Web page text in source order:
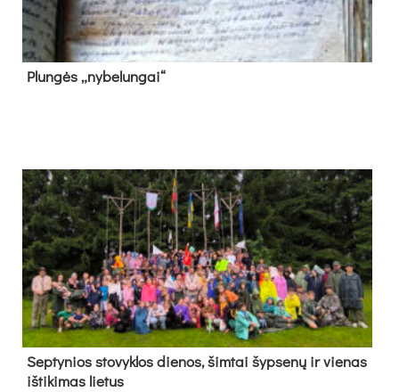
Plun­gės „ny­be­lun­gai“
Sep­ty­nios sto­vyk­los die­nos, šim­tai šyp­se­nų ir vie­nas
iš­ti­ki­mas lie­tus